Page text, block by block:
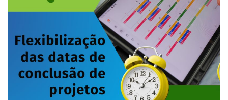
Contactos